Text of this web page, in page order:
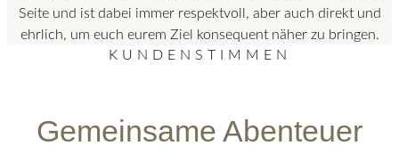
Seite und ist dabei immer respektvoll, aber auch direkt und
ehrlich, um euch eurem Ziel konsequent näher zu bringen.
KUNDENSTIMMEN
Gemeinsame Abenteuer